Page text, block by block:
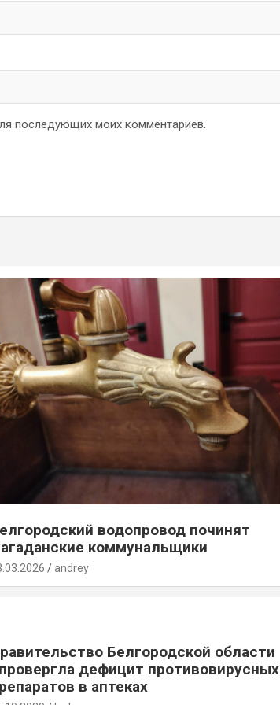
последующих моих комментариев.
водопровод починят
коммунальщики
andrey
Белгородской области
дефицит противовирусных
в аптеках